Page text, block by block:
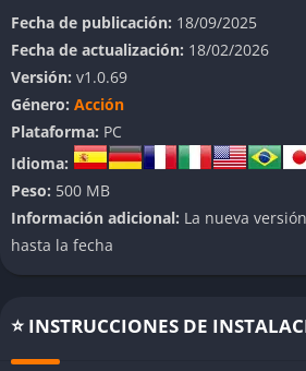
nos permiten llegar más lejos antes del
A diferencia de otros títulos del género,
a sí mismo demasiado en serio, y eso
porque su estética retro combinada con
mecánicas simples pero adictivas hacen
volver a intentarlo” sea más divertido
su optimización para prácticamente
incluso los más modestos, lo convierte
para quienes buscan una experiencia
carga ni complicaciones técnicas.
👉 Características de
Fecha de publicación: 18/09/2025
Fecha de actualización: 18/02/2026
Versión: v1.0.69
Género: Acción
Plataforma: PC
Idioma:
Peso: 500 MB
Información adicional: La nueva
hasta la fecha
⭐ INSTRUCCIONES DE